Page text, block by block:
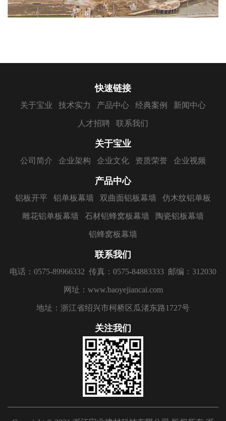
快速链接
关于宝业 技术实力 产品中心 经典案例 新闻中心
人才招聘 联系我们
关于宝业
公司简介 企业架构 企业文化 资质荣誉 企业视频
产品中心
铝板开平 铝单板幕墙 双曲面铝板幕墙 仿木纹铝单板
雕花铝单板幕墙 石材铝蜂窝板幕墙 陶瓷铝板幕墙
铝蜂窝板幕墙
联系我们
电话：0575-89966332 传真：0575-84883333 邮编：312030
网址：www.baoyejiancai.com
地址：浙江省绍兴市柯桥区瓜渚东路1727号
关注我们